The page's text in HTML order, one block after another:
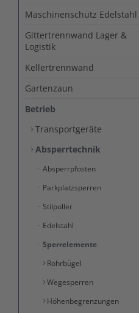
Maschinenschutz Edelstahl
Gittertrennwand Lager &
Logistik
Kellertrennwand
Gartenzaun
Betrieb
Transportgeräte
Absperrtechnik
Absperrpfosten
Parkplatzsperren
Stilpoller
Edelstahl
Sperrelemente
Rohrbügel
Wegesperren
Höhenbegrenzungen